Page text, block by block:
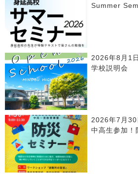
Summer
2026年8月1日
学校説明会
2026年7月30
中高生参加！